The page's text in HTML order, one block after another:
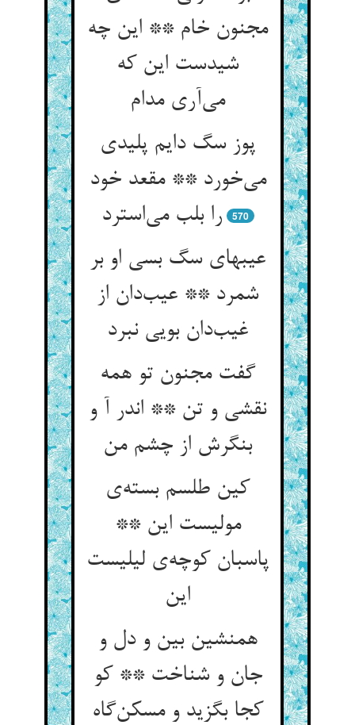
مجنون خام ** این چه
شیدست این که
می‌آری مدام
پوز سگ دایم پلیدی
می‌خورد ** مقعد خود
را بلب می‌استرد
570
عیبهای سگ بسی او بر
شمرد ** عیب‌دان از
غیب‌دان بویی نبرد
گفت مجنون تو همه
نقشی و تن ** اندر آ و
بنگرش از چشم من
کین طلسم بسته‌ی
مولیست این **
پاسبان کوچه‌ی لیلیست
این
همنشین بین و دل و
جان و شناخت ** کو
کجا بگزید و مسکن‌گاه